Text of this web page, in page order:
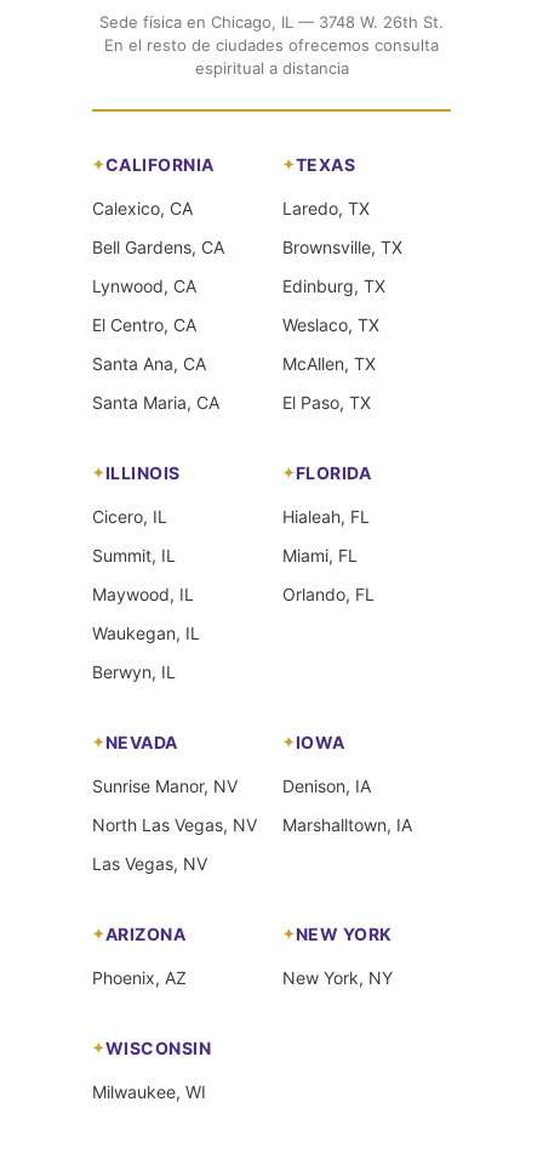
Sede física en Chicago, IL — 3748 W. 26th St.
En el resto de ciudades ofrecemos consulta
espiritual a distancia
CALIFORNIA
Calexico, CA
Bell Gardens, CA
Lynwood, CA
El Centro, CA
Santa Ana, CA
Santa Maria, CA
TEXAS
Laredo, TX
Brownsville, TX
Edinburg, TX
Weslaco, TX
McAllen, TX
El Paso, TX
ILLINOIS
Cicero, IL
Summit, IL
Maywood, IL
Waukegan, IL
Berwyn, IL
FLORIDA
Hialeah, FL
Miami, FL
Orlando, FL
NEVADA
Sunrise Manor, NV
North Las Vegas, NV
Las Vegas, NV
IOWA
Denison, IA
Marshalltown, IA
ARIZONA
Phoenix, AZ
NEW YORK
New York, NY
WISCONSIN
Milwaukee, WI